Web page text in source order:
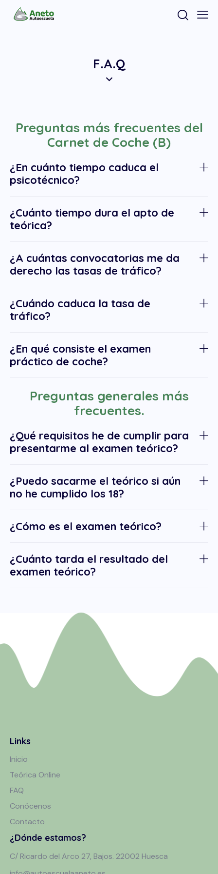
F.A.Q
Preguntas más frecuentes del
Carnet de Coche (B)
¿En cuánto tiempo caduca el
psicotécnico?
¿Cuánto tiempo dura el apto de
teórica?
¿A cuántas convocatorias me da
derecho las tasas de tráfico?
¿Cuándo caduca la tasa de
tráfico?
¿En qué consiste el examen
práctico de coche?
Preguntas generales más
frecuentes.
¿Qué requisitos he de cumplir para
presentarme al examen teórico?
¿Puedo sacarme el teórico si aún
no he cumplido los 18?
¿Cómo es el examen teórico?
¿Cuánto tarda el resultado del
examen teórico?
Links
Inicio
Teórica Online
FAQ
Conócenos
Contacto
¿Dónde estamos?
C/ Ricardo del Arco 27, Bajos. 22002 Huesca